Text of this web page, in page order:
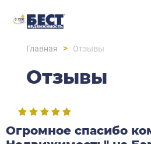
Главная > Отзывы
Отзывы
Огромное спасибо